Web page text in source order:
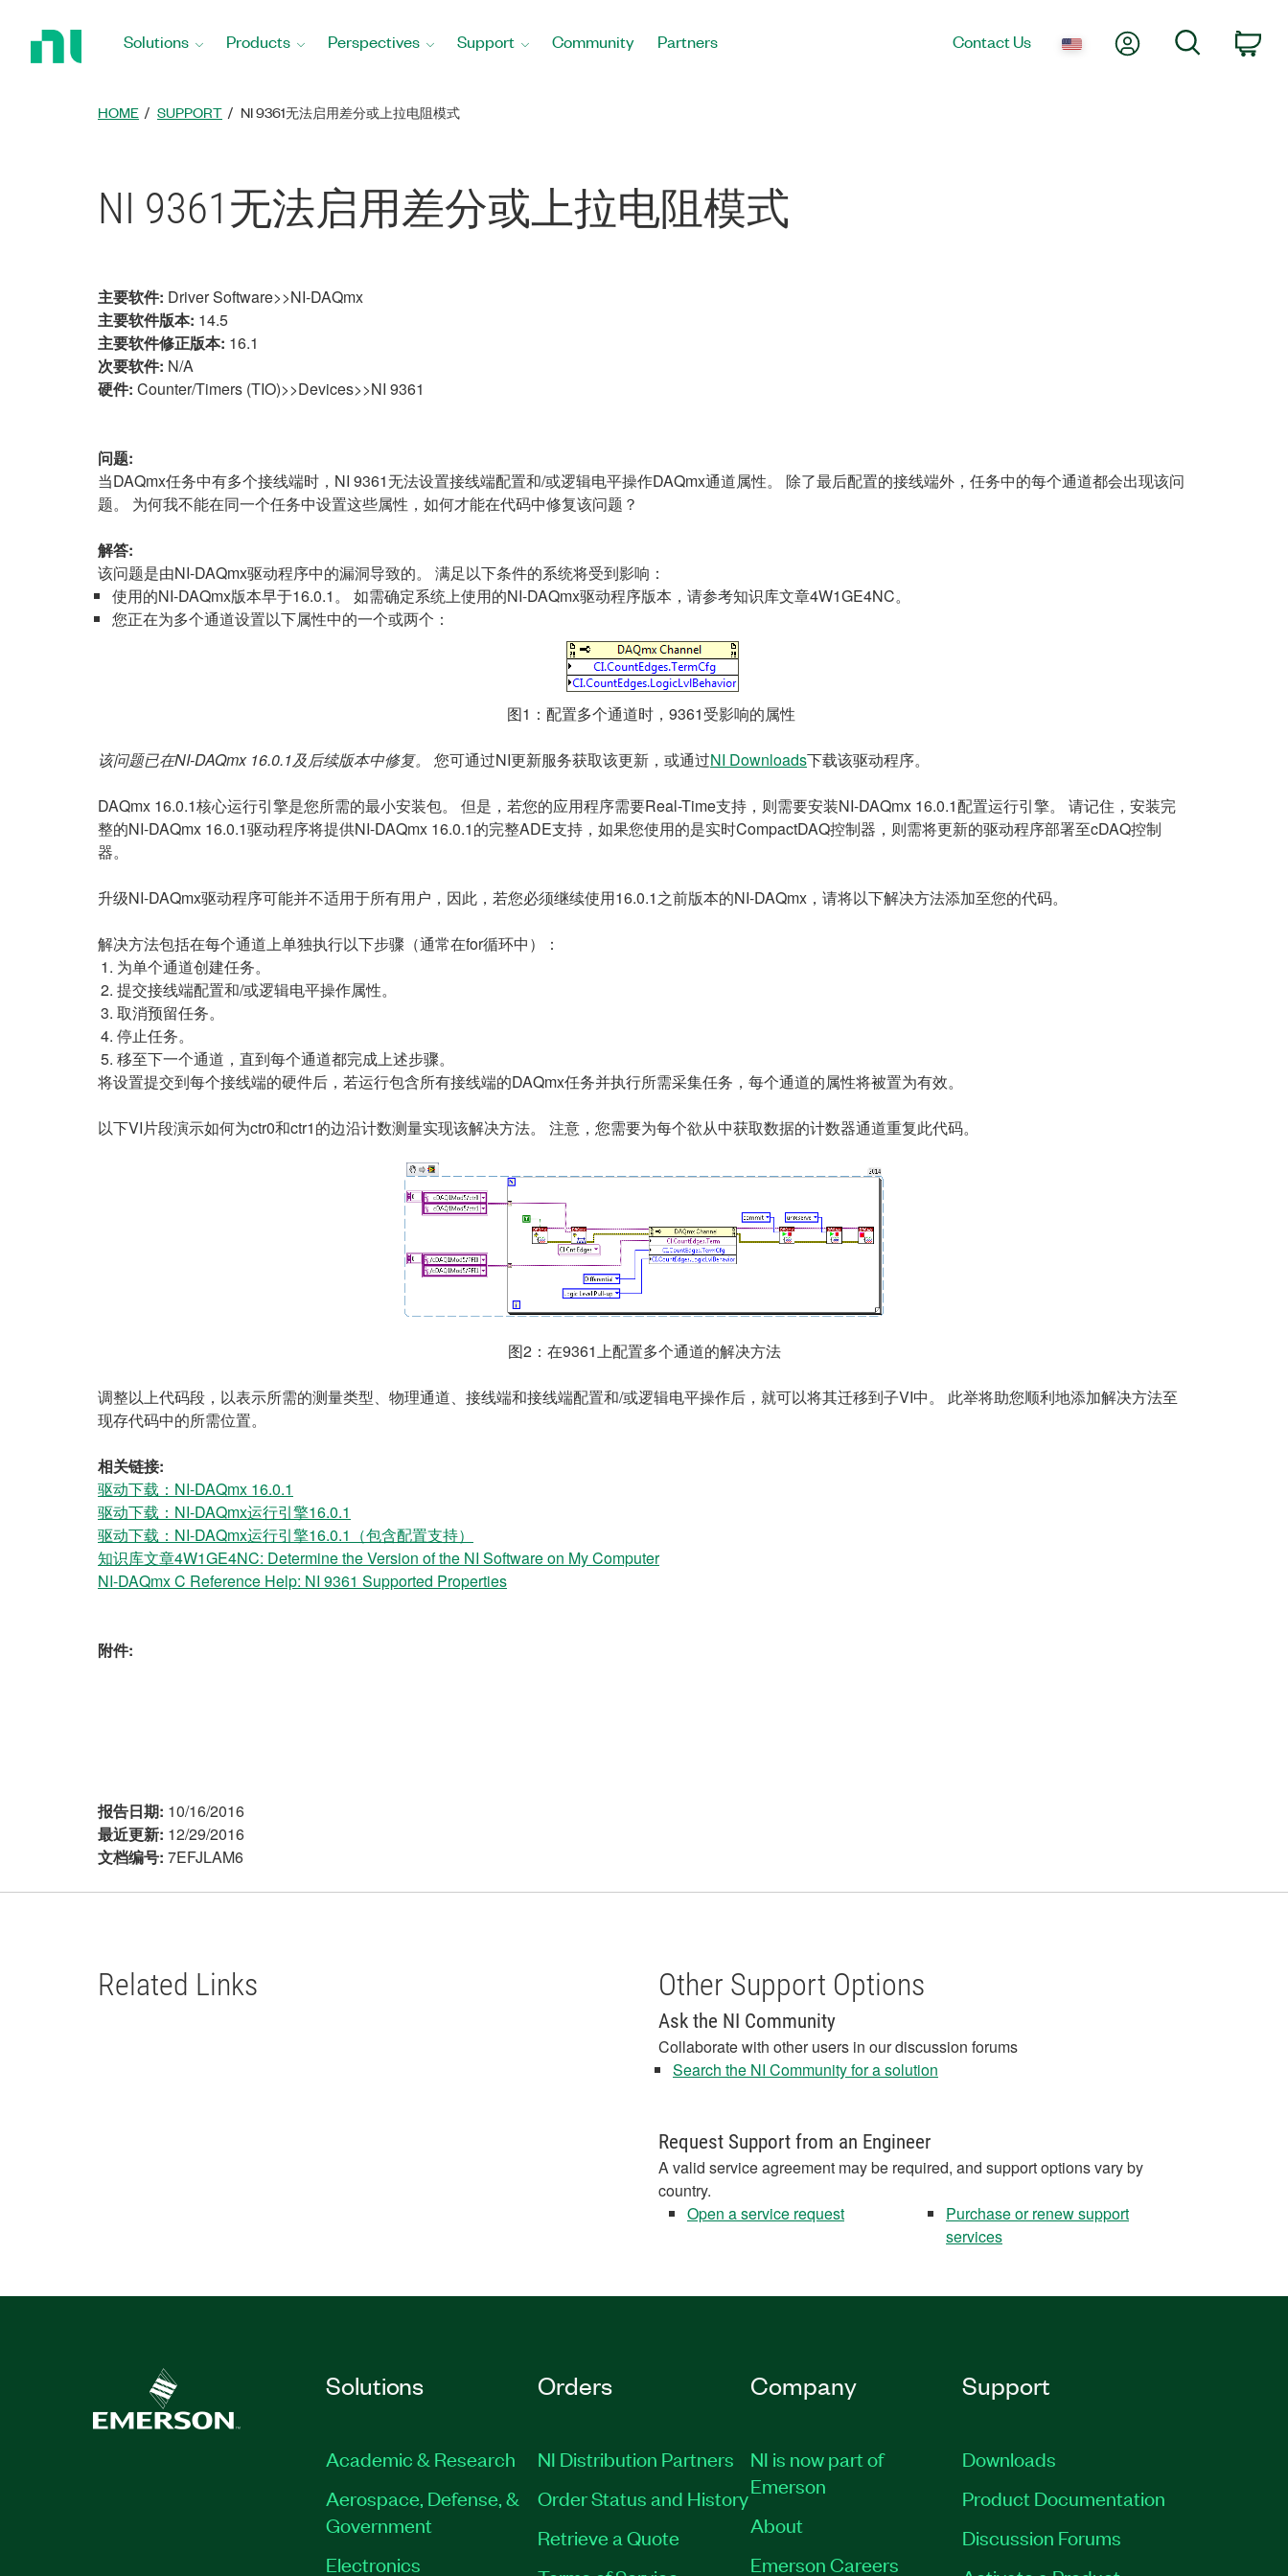
Solutions Products Perspectives Support Community Partners Contact Us My AccountSearch
HOME SUPPORT NI 9361无法启用差分或上拉电阻模式
NI 9361无法启用差分或上拉电阻模式
主要软件: Driver Software>>NI-DAQmx
主要软件版本: 14.5
主要软件修正版本: 16.1
次要软件: N/A
硬件: Counter/Timers (TIO)>>Devices>>NI 9361
问题:
当DAQmx任务中有多个接线端时，NI 9361无法设置接线端配置和/或逻辑电平操作DAQmx通道属性。 除了最后配置的接线端外，任务中的每个通道都会出现该问
题。 为何我不能在同一个任务中设置这些属性，如何才能在代码中修复该问题？
解答:
该问题是由NI-DAQmx驱动程序中的漏洞导致的。 满足以下条件的系统将受到影响：
使用的NI-DAQmx版本早于16.0.1。 如需确定系统上使用的NI-DAQmx驱动程序版本，请参考知识库文章4W1GE4NC。
您正在为多个通道设置以下属性中的一个或两个：
图1：配置多个通道时，9361受影响的属性
该问题已在NI-DAQmx 16.0.1及后续版本中修复。 您可通过NI更新服务获取该更新，或通过NI Downloads下载该驱动程序。
DAQmx 16.0.1核心运行引擎是您所需的最小安装包。 但是，若您的应用程序需要Real-Time支持，则需要安装NI-DAQmx 16.0.1配置运行引擎。 请记住，安装完
整的NI-DAQmx 16.0.1驱动程序将提供NI-DAQmx 16.0.1的完整ADE支持，如果您使用的是实时CompactDAQ控制器，则需将更新的驱动程序部署至cDAQ控制
器。
升级NI-DAQmx驱动程序可能并不适用于所有用户，因此，若您必须继续使用16.0.1之前版本的NI-DAQmx，请将以下解决方法添加至您的代码。
解决方法包括在每个通道上单独执行以下步骤（通常在for循环中）：
为单个通道创建任务。
提交接线端配置和/或逻辑电平操作属性。
取消预留任务。
停止任务。
移至下一个通道，直到每个通道都完成上述步骤。
将设置提交到每个接线端的硬件后，若运行包含所有接线端的DAQmx任务并执行所需采集任务，每个通道的属性将被置为有效。
以下VI片段演示如何为ctr0和ctr1的边沿计数测量实现该解决方法。 注意，您需要为每个欲从中获取数据的计数器通道重复此代码。
图2：在9361上配置多个通道的解决方法
调整以上代码段，以表示所需的测量类型、物理通道、接线端和接线端配置和/或逻辑电平操作后，就可以将其迁移到子VI中。 此举将助您顺利地添加解决方法至
现存代码中的所需位置。
相关链接:
驱动下载：NI-DAQmx 16.0.1
驱动下载：NI-DAQmx运行引擎16.0.1
驱动下载：NI-DAQmx运行引擎16.0.1（包含配置支持）
知识库文章4W1GE4NC: Determine the Version of the NI Software on My Computer
NI-DAQmx C Reference Help: NI 9361 Supported Properties
附件:
报告日期: 10/16/2016
最近更新: 12/29/2016
文档编号: 7EFJLAM6
Related Links Other Support Options
Ask the NI Community
Collaborate with other users in our discussion forums
Search the NI Community for a solution
Request Support from an Engineer
A valid service agreement may be required, and support options vary by
country.
Open a service request
Purchase or renew support
services
Solutions
Academic & Research
Aerospace, Defense, &
Government
Electronics
Orders
NI Distribution Partners
Order Status and History
Retrieve a Quote
Company
NI is now part of
Emerson
About
Emerson Careers
Support
Downloads
Product Documentation
Discussion Forums